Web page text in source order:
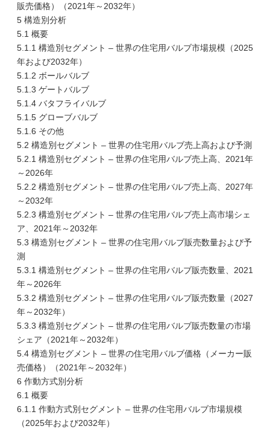
販売価格）（2021年～2032年）
5 構造別分析
5.1 概要
5.1.1 構造別セグメント – 世界の住宅用バルブ市場規模（2025
年および2032年）
5.1.2 ボールバルブ
5.1.3 ゲートバルブ
5.1.4 バタフライバルブ
5.1.5 グローブバルブ
5.1.6 その他
5.2 構造別セグメント – 世界の住宅用バルブ売上高および予測
5.2.1 構造別セグメント – 世界の住宅用バルブ売上高、2021年
～2026年
5.2.2 構造別セグメント – 世界の住宅用バルブ売上高、2027年
～2032年
5.2.3 構造別セグメント – 世界の住宅用バルブ売上高市場シェ
ア、2021年～2032年
5.3 構造別セグメント – 世界の住宅用バルブ販売数量および予
測
5.3.1 構造別セグメント – 世界の住宅用バルブ販売数量、2021
年～2026年
5.3.2 構造別セグメント – 世界の住宅用バルブ販売数量（2027
年～2032年）
5.3.3 構造別セグメント – 世界の住宅用バルブ販売数量の市場
シェア（2021年～2032年）
5.4 構造別セグメント – 世界の住宅用バルブ価格（メーカー販
売価格）（2021年～2032年）
6 作動方式別分析
6.1 概要
6.1.1 作動方式別セグメント – 世界の住宅用バルブ市場規模
（2025年および2032年）